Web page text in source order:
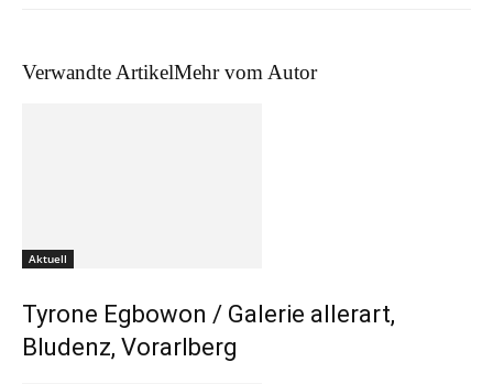
Verwandte ArtikelMehr vom Autor
Aktuell
Tyrone Egbowon / Galerie allerart,
Bludenz, Vorarlberg